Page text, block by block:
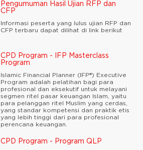
Pengumuman Hasil Ujian RFP dan
CFP
Informasi peserta yang lulus ujian RFP dan
CFP terbaru dapat dilihat di link berikut
CPD Program - IFP Masterclass
Program
Islamic Financial Planner (IFP®) Executive
Program adalah pelatihan bagi para
profesional dan eksekutif untuk melayani
segmen ritel pasar keuangan Islam, yaitu
para pelanggan ritel Muslim yang cerdas,
yang standar kompetensi dan praktik etis
yang lebih tinggi dari para profesional
perencana keuangan.
CPD Program - Program QLP